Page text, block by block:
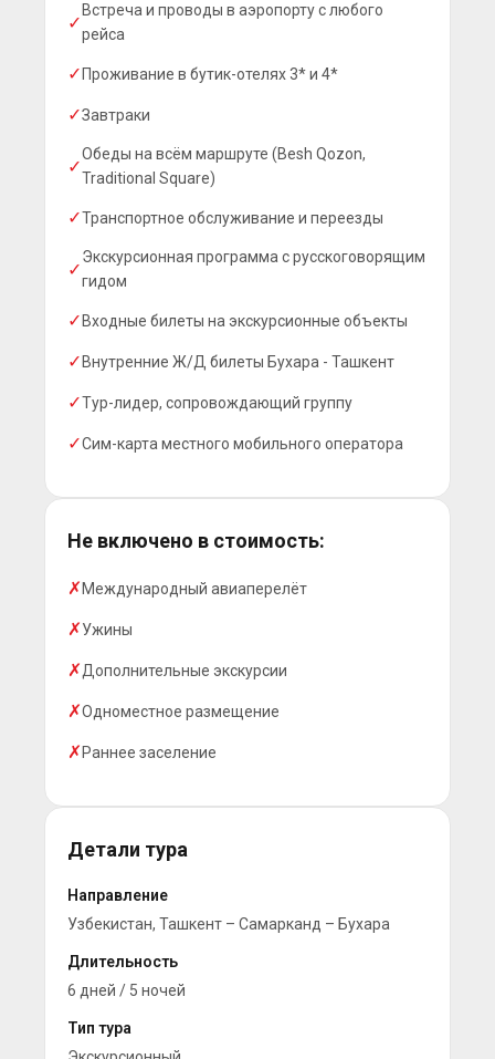
✓
Встреча и проводы в аэропорту с любого
рейса
✓Проживание в бутик-отелях 3* и 4*
✓Завтраки
✓
Обеды на всём маршруте (Besh Qozon,
Traditional Square)
✓Транспортное обслуживание и переезды
✓
Экскурсионная программа с русскоговорящим
гидом
✓Входные билеты на экскурсионные объекты
✓Внутренние Ж/Д билеты Бухара - Ташкент
✓Тур-лидер, сопровождающий группу
✓Сим-карта местного мобильного оператора
Не включено в стоимость:
✗Международный авиаперелёт
✗Ужины
✗Дополнительные экскурсии
✗Одноместное размещение
✗Раннее заселение
Детали тура
Направление
Узбекистан, Ташкент – Самарканд – Бухара
Длительность
6 дней / 5 ночей
Тип тура
на нашТелеграм
Актуальныецены и
предложения
Быстроподберем тур под
Подписывайтесь на нашMAX